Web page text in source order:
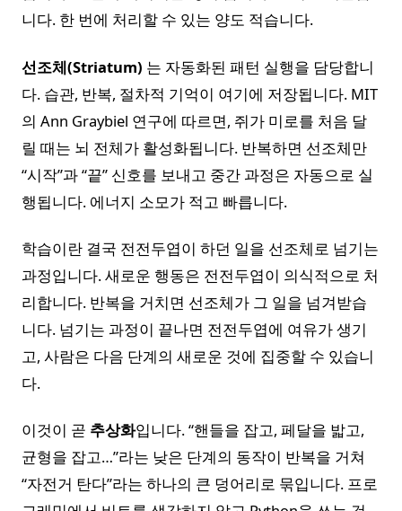
니다. 한 번에 처리할 수 있는 양도 적습니다.
선조체(Striatum) 는 자동화된 패턴 실행을 담당합니
다. 습관, 반복, 절차적 기억이 여기에 저장됩니다. MIT
의 Ann Graybiel 연구에 따르면, 쥐가 미로를 처음 달
릴 때는 뇌 전체가 활성화됩니다. 반복하면 선조체만
“시작”과 “끝” 신호를 보내고 중간 과정은 자동으로 실
행됩니다. 에너지 소모가 적고 빠릅니다.
학습이란 결국 전전두엽이 하던 일을 선조체로 넘기는
과정입니다. 새로운 행동은 전전두엽이 의식적으로 처
리합니다. 반복을 거치면 선조체가 그 일을 넘겨받습
니다. 넘기는 과정이 끝나면 전전두엽에 여유가 생기
고, 사람은 다음 단계의 새로운 것에 집중할 수 있습니
다.
이것이 곧 추상화입니다. “핸들을 잡고, 페달을 밟고,
균형을 잡고…”라는 낮은 단계의 동작이 반복을 거쳐
“자전거 탄다”라는 하나의 큰 덩어리로 묶입니다. 프로